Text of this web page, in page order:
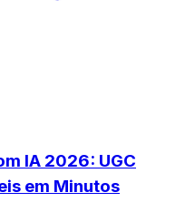
IA 2026: UGC
em Minutos